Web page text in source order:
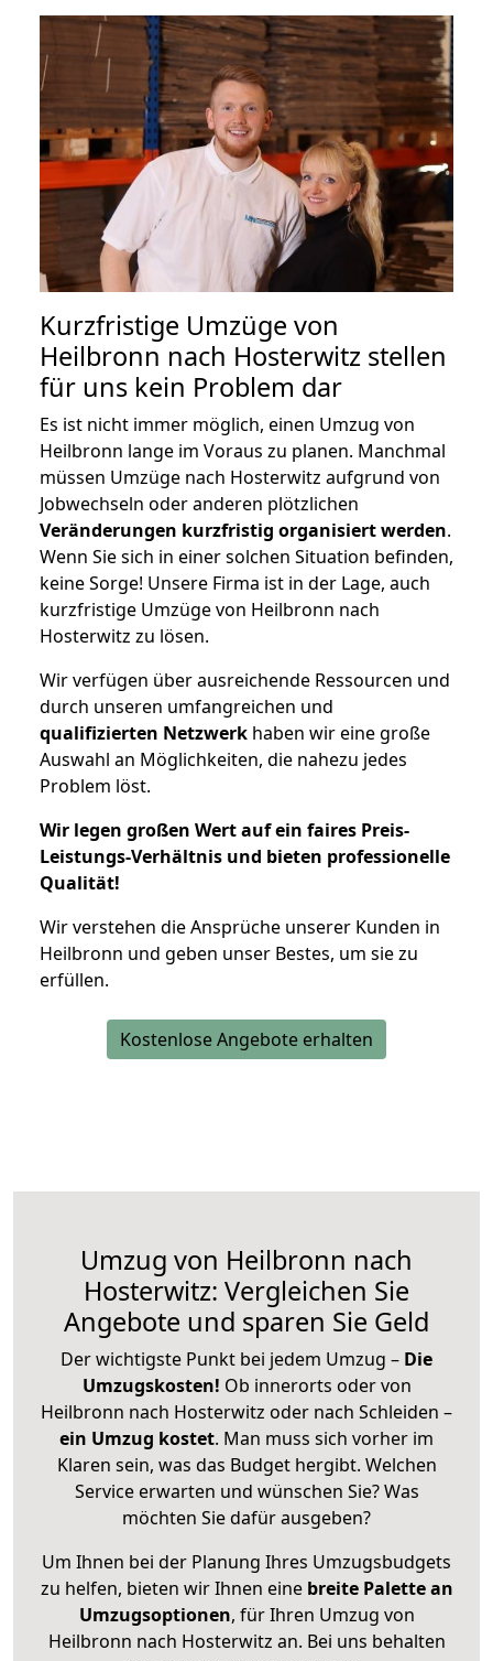
Kurzfristige Umzüge von
Heilbronn nach Hosterwitz stellen
für uns kein Problem dar
Es ist nicht immer möglich, einen Umzug von
Heilbronn lange im Voraus zu planen. Manchmal
müssen Umzüge nach Hosterwitz aufgrund von
Jobwechseln oder anderen plötzlichen
Veränderungen kurzfristig organisiert werden.
Wenn Sie sich in einer solchen Situation befinden,
keine Sorge! Unsere Firma ist in der Lage, auch
kurzfristige Umzüge von Heilbronn nach
Hosterwitz zu lösen.
Wir verfügen über ausreichende Ressourcen und
durch unseren umfangreichen und
qualifizierten Netzwerk haben wir eine große
Auswahl an Möglichkeiten, die nahezu jedes
Problem löst.
Wir legen großen Wert auf ein faires Preis-
Leistungs-Verhältnis und bieten professionelle
Qualität!
Wir verstehen die Ansprüche unserer Kunden in
Heilbronn und geben unser Bestes, um sie zu
erfüllen.
Kostenlose Angebote erhalten
Umzug von Heilbronn nach
Hosterwitz: Vergleichen Sie
Angebote und sparen Sie Geld
Der wichtigste Punkt bei jedem Umzug – Die
Umzugskosten! Ob innerorts oder von
Heilbronn nach Hosterwitz oder nach Schleiden –
ein Umzug kostet. Man muss sich vorher im
Klaren sein, was das Budget hergibt. Welchen
Service erwarten und wünschen Sie? Was
möchten Sie dafür ausgeben?
Um Ihnen bei der Planung Ihres Umzugsbudgets
zu helfen, bieten wir Ihnen eine breite Palette an
Umzugsoptionen, für Ihren Umzug von
Heilbronn nach Hosterwitz an. Bei uns behalten